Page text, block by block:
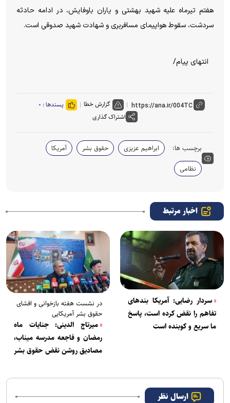
هفتم تیرماه علیه شهید بهشتی و یاران باوفایش، در ادامه حادثه
سردشت، سقوط هواپیمای مسافربری و شهادت شهید صدوقی است.
انتهای پیام/
گزارش خطا پسندها : ۰
اشتراک گذاری
برچسب ها: ابراهیم عزیزی حقوق بشر
آمریکا
نظامی
اخبار مرتبط
سردار رضایی: آمریکا بندهای
تفاهم را نقض کرده است، پاسخ
ما سریع و کوبنده است
در نشست هفته بازخوانی و افشای
حقوق بشر آمریکایی
میرتاج الدینی: جنایات ماه
رمضان و فاجعه مدرسه میناب،
مصادیق روشن نقض حقوق بشر
لامرد باید مستندسازی شود
ارسال نظر